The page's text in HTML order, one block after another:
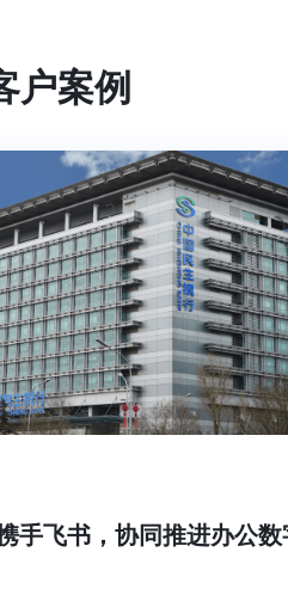
户案例
携手飞书，协同推进办公